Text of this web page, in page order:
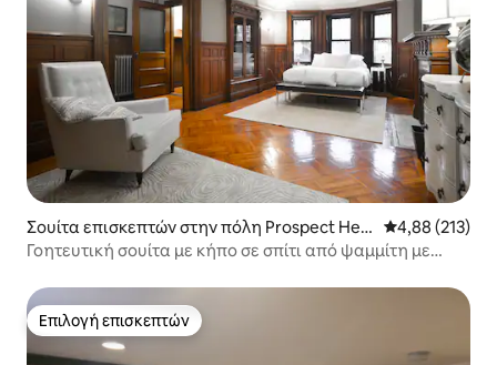
Σουίτα επισκεπτών στην πόλη Prospect Heig
hts
Μέση
4,88 (213)
Γοητευτική σουίτα με κήπο σε σπίτι από ψαμμίτη με
Επιλογή επισκεπτών
Επιλογή επισκεπτών